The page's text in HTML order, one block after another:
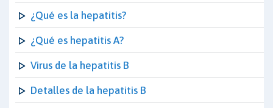
¿Qué es la hepatitis?
¿Qué es hepatitis A?
Virus de la hepatitis B
Detalles de la hepatitis B